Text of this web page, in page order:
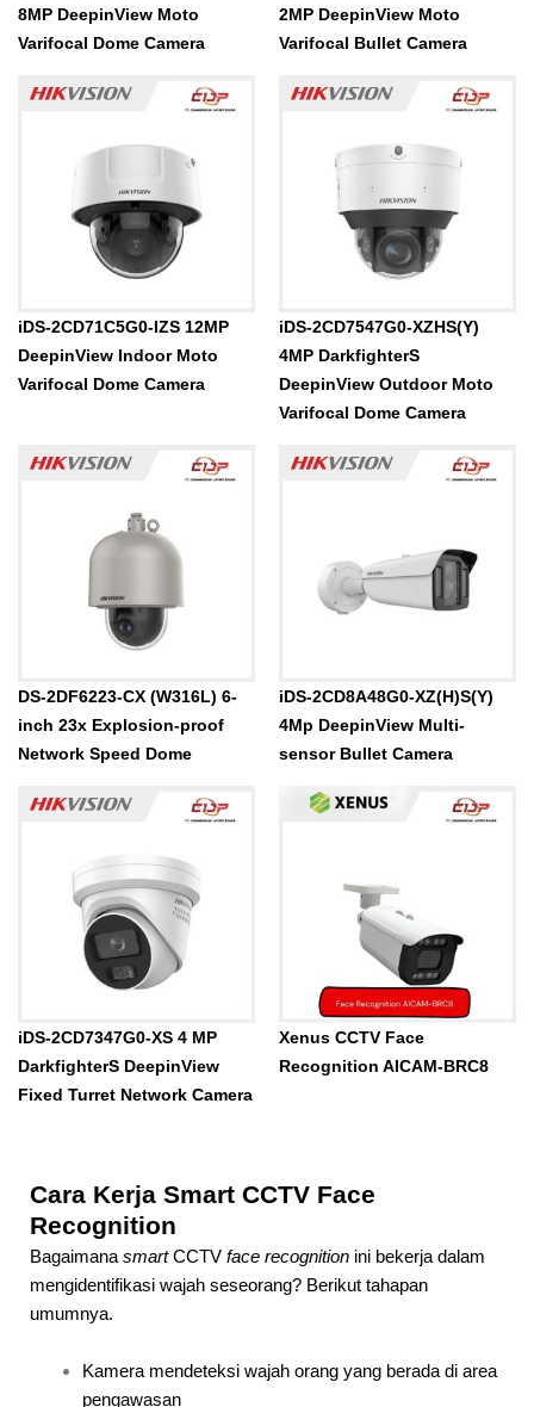
8MP DeepinView Moto
Varifocal Dome Camera
2MP DeepinView Moto
Varifocal Bullet Camera
iDS-2CD71C5G0-IZS 12MP
DeepinView Indoor Moto
Varifocal Dome Camera
iDS-2CD7547G0-XZHS(Y)
4MP DarkfighterS
DeepinView Outdoor Moto
Varifocal Dome Camera
DS-2DF6223-CX (W316L) 6-
inch 23x Explosion-proof
Network Speed Dome
iDS-2CD8A48G0-XZ(H)S(Y)
4Mp DeepinView Multi-
sensor Bullet Camera
iDS-2CD7347G0-XS 4 MP
DarkfighterS DeepinView
Fixed Turret Network Camera
Xenus CCTV Face
Recognition AICAM-BRC8
Cara Kerja Smart CCTV Face
Recognition
Bagaimana smartCCTV face recognition ini bekerja dalam
mengidentifikasi wajah seseorang? Berikut tahapan
umumnya.
Kamera mendeteksi wajah orang yang berada di area
pengawasan